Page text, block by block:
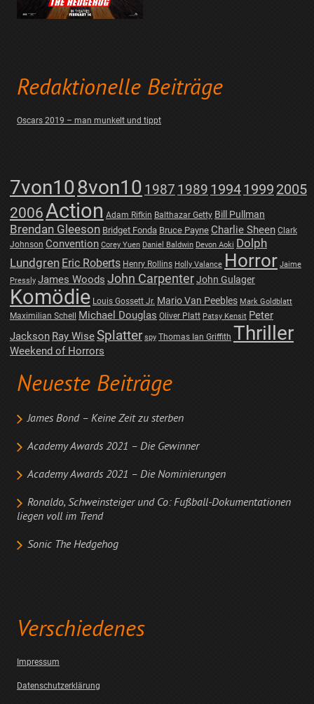
Redaktionelle Beiträge
Oscars 2019 – man munkelt und tippt
7von108von10 1987 1989 19941999 2005
2006Action Adam Rifkin Balthazar Getty Bill Pullman
Brendan Gleeson Bridget Fonda Bruce Payne Charlie Sheen Clark
Johnson Convention Corey Yuen Daniel Baldwin Devon Aoki Dolph
Lundgren Eric Roberts Henry Rollins Holly Valance Horror Jaime
Pressly James Woods John CarpenterJohn Gulager
Komödie Louis Gossett Jr. Mario Van Peebles Mark Goldblatt
Maximilian Schell Michael Douglas Oliver Platt Patsy Kensit Peter
Jackson Ray WiseSplatter spy Thomas Ian Griffith Thriller
Weekend of Horrors
Neueste Beiträge
James Bond – Keine Zeit zu sterben
Academy Awards 2021 – Die Gewinner
Academy Awards 2021 – Die Nominierungen
Ronaldo, Schweinsteiger und Co: Fußball-Dokumentationen
liegen voll im Trend
Sonic The Hedgehog
Verschiedenes
Impressum
Datenschutzerklärung